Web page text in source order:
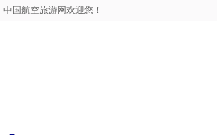
中国航空旅游网欢迎您！